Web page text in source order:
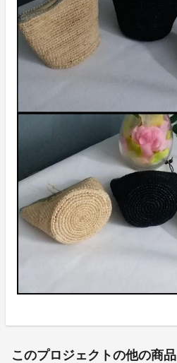
このプロジェクトの他の商品